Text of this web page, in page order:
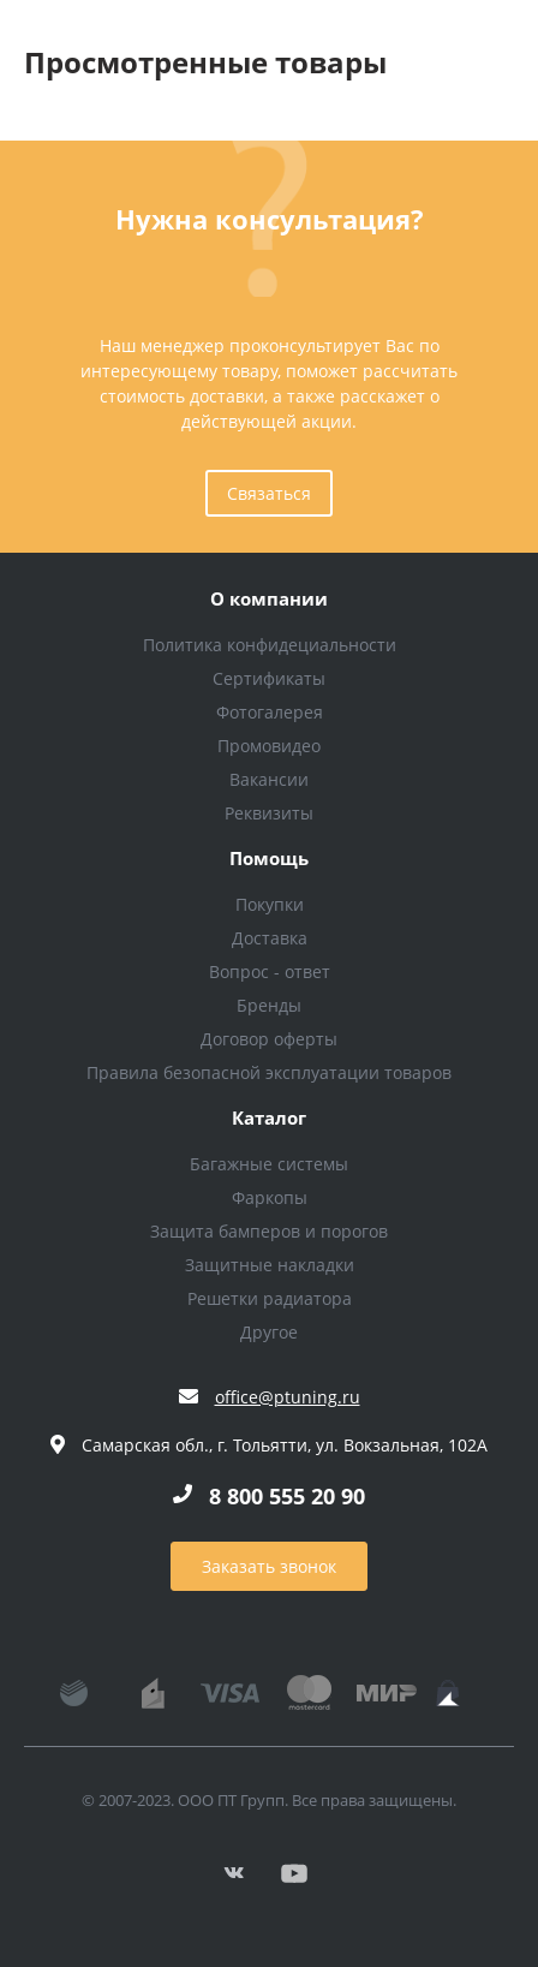
Просмотренные товары
Нужна консультация?
Наш менеджер проконсультирует Вас по
интересующему товару, поможет рассчитать
стоимость доставки, а также расскажет о
действующей акции.
Связаться
О компании
Политика конфидециальности
Сертификаты
Фотогалерея
Промовидео
Вакансии
Реквизиты
Помощь
Покупки
Доставка
Вопрос - ответ
Бренды
Договор оферты
Правила безопасной эксплуатации товаров
Каталог
Багажные системы
Фаркопы
Защита бамперов и порогов
Защитные накладки
Решетки радиатора
Другое
office@ptuning.ru
Самарская обл., г. Тольятти, ул. Вокзальная, 102А
8 800 555 20 90
Заказать звонок
© 2007-2023. ООО ПТ Групп. Все права защищены.